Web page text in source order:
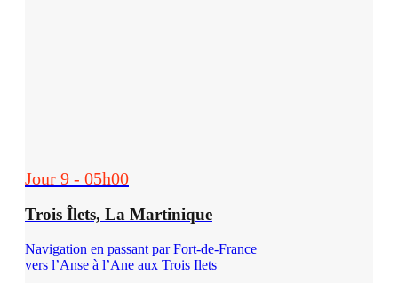
Jour 9 - 05h00
Trois Îlets, La Martinique
Navigation en passant par Fort-de-France
vers l’Anse à l’Ane aux Trois Ilets